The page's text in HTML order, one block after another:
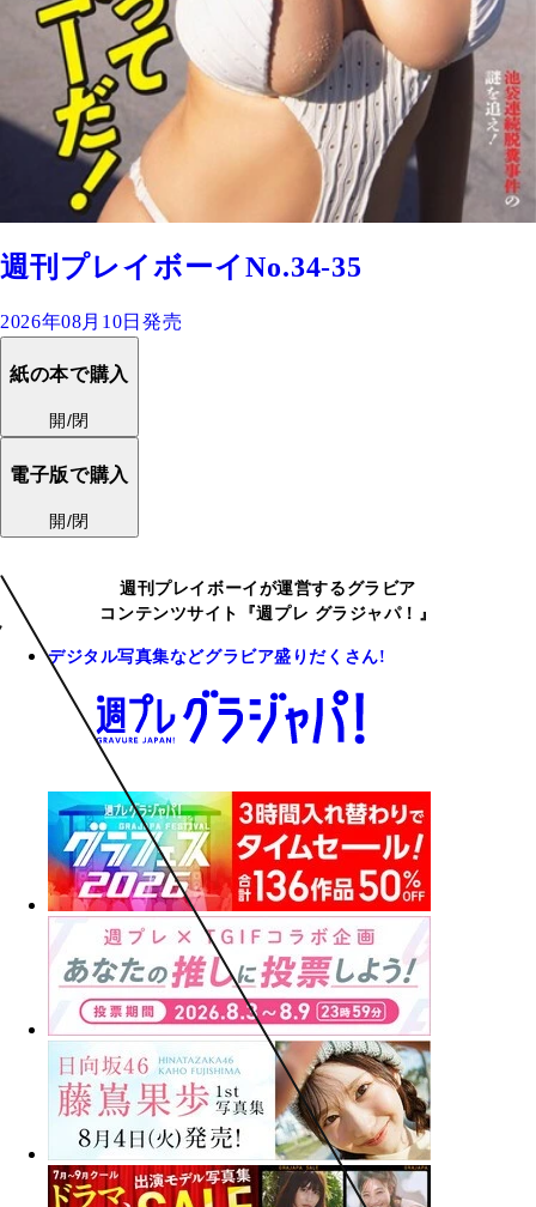
週刊プレイボーイNo.34-35
2026年08月10日発売
紙の本で購入
開/閉
電子版で購入
開/閉
週刊プレイボーイが運営するグラビア
コンテンツサイト『週プレ グラジャパ！』
デジタル写真集などグラビア盛りだくさん!